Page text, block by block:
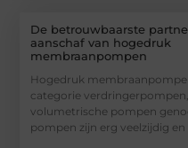
De betrouwbaarste
aanschaf van hogedruk
membraanpompen
Hogedruk
categorie
volumetrische pompen
pompen zijn erg veelzijdig en